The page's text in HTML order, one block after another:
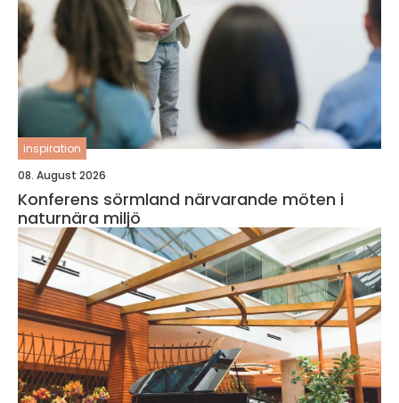
inspiration
08. August 2026
Konferens sörmland närvarande möten i
naturnära miljö